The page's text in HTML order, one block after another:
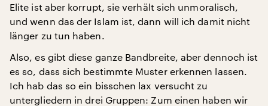
Elite ist aber korrupt, sie verhält sich unmoralisch,
und wenn das der Islam ist, dann will ich damit nicht
länger zu tun haben.
Also, es gibt diese ganze Bandbreite, aber dennoch ist
es so, dass sich bestimmte Muster erkennen lassen.
Ich hab das so ein bisschen lax versucht zu
untergliedern in drei Gruppen: Zum einen haben wir